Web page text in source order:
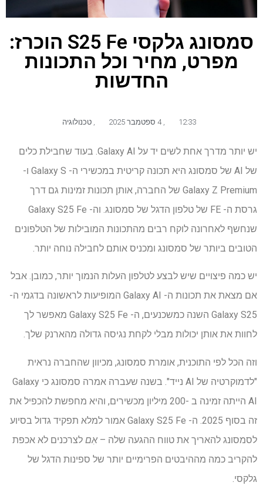
סמסונג גלקסי S25 Fe הוכרז:
מפרט, מחיר וכל התכונות
החדשות
12:33 4 ספטמבר 2025 טכנולוגיה
יש יותר מדרך אחת לשים יד על Galaxy AI. בעוד שחבילת כלים
של AI של סמסונג היא תכונה קריטית במכשירי ה- Galaxy S ו-
Galaxy Z Premium של החברה, אותן תכונות זמינות גם דרך
גרסת ה- FE של טלפון הדגל של סמסונג. וה- Galaxy S25 Fe
שנחשף לאחרונה לוקח רבים מהתכונות המובילות של הטלפונים
הטובים ביותר של סמסונג ומכניס אותם לחבילה נוחה יותר.
יש כמה פיצויים שיש לבצע לטלפון העלות הנמוך יותר, כמובן. אבל
אם מצאת את תכונות ה- Galaxy AI המופיעות לראשונה בדגמי ה-
Galaxy S25 השנה כמשכנעים, ה- Galaxy S25 Fe מאפשר לך
לחוות את אותן יכולות מבלי לקחת נגיסה גדולה מהארנק שלך.
וזה הכל לפי התוכנית, אומרת סמסונג, מכיוון שהחברה נראית
"לדמוקרטיה של AI נייד". בשנה שעברה אמרה סמסונג כי Galaxy
AI הייתה זמינה ב -200 מיליון מכשירים, והיא מחפשת להכפיל את
זה בסוף 2025. ה- Galaxy S25 Fe אמור למלא תפקיד גדול בסיוע
לסמסונג להאריך את טווח ההגעה שלה – אִם לצרכנים לא אכפת
להקריב כמה מההיבטים הפרימיים יותר של ספינות הדגל של
גלקסי.